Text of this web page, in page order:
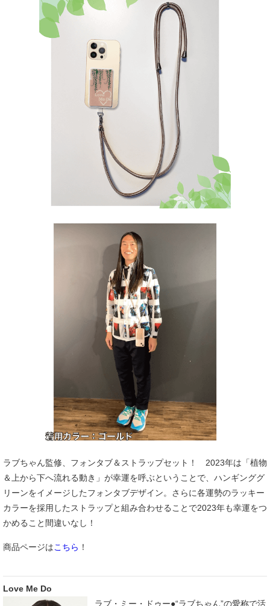
ラブちゃん監修、フォンタブ＆ストラップセット！ 2023年は「植物
＆上から下へ流れる動き」が幸運を呼ぶということで、ハンギンググ
リーンをイメージしたフォンタブデザイン。さらに各運勢のラッキー
カラーを採用したストラップと組み合わせることで2023年も幸運をつ
かめること間違いなし！
商品ページはこちら ！
Love Me Do
ラブ・ミー・ドゥー●“ラブちゃん”の愛称で活